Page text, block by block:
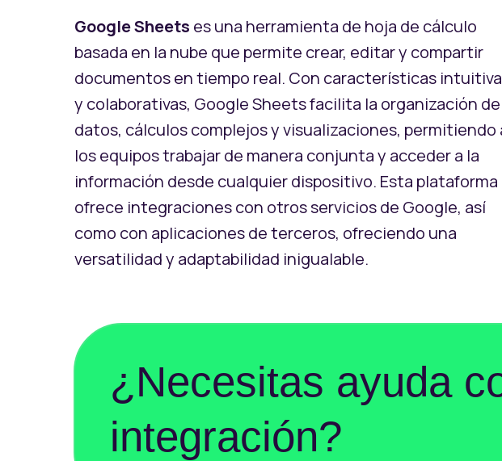
Google Sheets es una herramienta de hoja de cálculo
basada en la nube que permite crear, editar y compartir
documentos en tiempo real. Con características
y colaborativas, Google Sheets facilita la organización de
datos, cálculos complejos y visualizaciones, permitiendo
los equipos trabajar de manera conjunta y acceder a la
información desde cualquier dispositivo. Esta plataforma
ofrece integraciones con otros servicios de Google, así
como con aplicaciones de terceros, ofreciendo una
versatilidad y adaptabilidad inigualable.
¿Necesitas ayuda
integración?